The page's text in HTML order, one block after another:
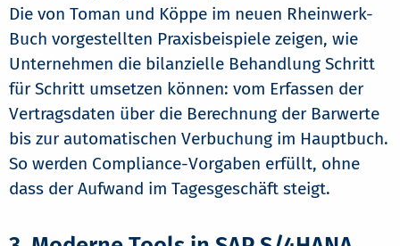
Die von Toman und Köppe im neuen Rheinwerk-
Buch vorgestellten Praxisbeispiele zeigen, wie
Unternehmen die bilanzielle Behandlung Schritt
für Schritt umsetzen können: vom Erfassen der
Vertragsdaten über die Berechnung der Barwerte
bis zur automatischen Verbuchung im Hauptbuch.
So werden Compliance-Vorgaben erfüllt, ohne
dass der Aufwand im Tagesgeschäft steigt.